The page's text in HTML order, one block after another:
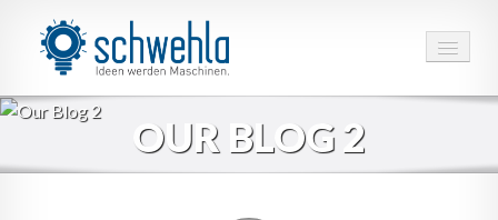
HOME
LEISTUNGEN
OUR BLOG 2